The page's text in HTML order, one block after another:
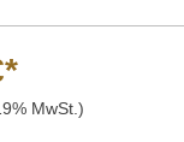
MwSt.)